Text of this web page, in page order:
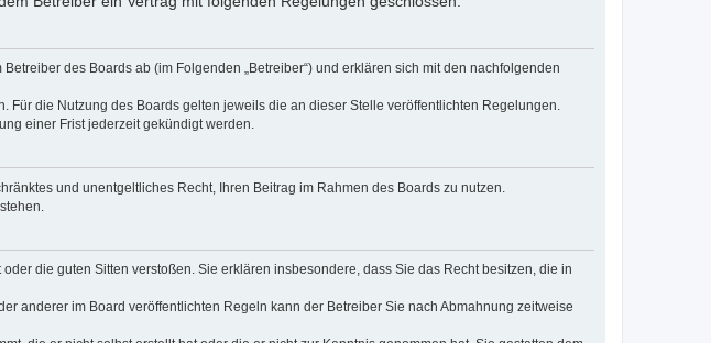
des Boards ab (im Folgenden „Betreiber“) und erklären sich mit den nachfolgenden
die Nutzung des Boards gelten jeweils die an dieser Stelle veröffentlichten Regelungen.
einer Frist jederzeit gekündigt werden.
und unentgeltliches Recht, Ihren Beitrag im Rahmen des Boards zu nutzen.
die guten Sitten verstoßen. Sie erklären insbesondere, dass Sie das Recht besitzen, die in
anderer im Board veröffentlichten Regeln kann der Betreiber Sie nach Abmahnung zeitweise